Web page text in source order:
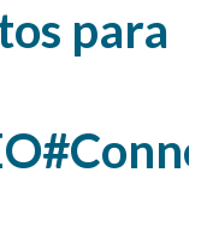
para